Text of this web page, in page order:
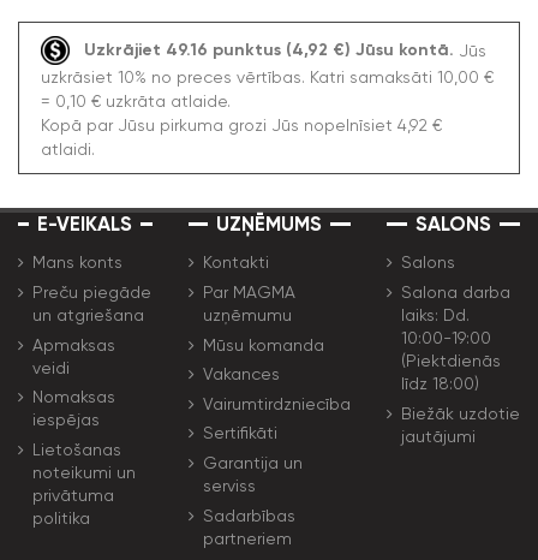
Uzkrājiet 49.16 punktus (4,92 €) Jūsu kontā.
Jūs
uzkrāsiet 10% no preces vērtības. Katri samaksāti 10,00 €
= 0,10 € uzkrāta atlaide.
Kopā par Jūsu pirkuma grozi Jūs nopelnīsiet 4,92 €
atlaidi.
E-VEIKALS
Mans konts
Preču piegāde
un atgriešana
Apmaksas
veidi
Nomaksas
iespējas
Lietošanas
noteikumi un
privātuma
politika
UZŅĒMUMS
Kontakti
Par MAGMA
uzņēmumu
Mūsu komanda
Vakances
Vairumtirdzniecība
Sertifikāti
Garantija un
serviss
Sadarbības
partneriem
SALONS
Salons
Salona darba
laiks: Dd.
10:00-19:00
(Piektdienās
līdz 18:00)
Biežāk uzdotie
jautājumi